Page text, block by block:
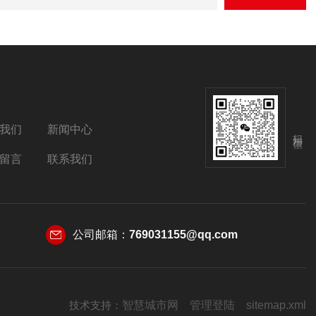
们 新闻中心
言 联系我们
公司邮箱： 769031155@qq.com
技术支持： 智慧城市网 管理登陆 sitemap.xml